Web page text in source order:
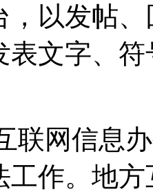
，以发帖
表文字、
联网信息
工作。地